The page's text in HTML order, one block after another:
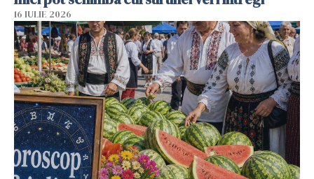
16 IULIE 2026